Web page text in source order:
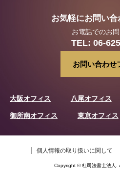
お気軽にお問い
お電話でのお
TEL: 06-
お問い合わせ
大阪オフィス 八尾オフィス
御所南オフィス 東京オフィス
個人情報の取り扱いに関して
Copyright © 杠司法書士法人.